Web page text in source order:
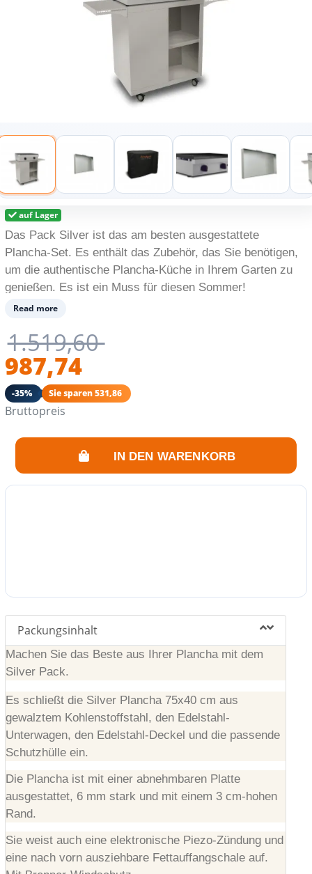
auf Lager
Das Pack Silver ist das am besten ausgestattete
Plancha-Set. Es enthält das Zubehör, das Sie benötigen,
um die authentische Plancha-Küche in Ihrem Garten zu
genießen. Es ist ein Muss für diesen Sommer!
Read more
1.519,60
987,74
-35% Sie sparen 531,86
Bruttopreis
IN DEN WARENKORB
Packungsinhalt
Machen Sie das Beste aus Ihrer Plancha mit dem
Silver Pack.
Es schließt die Silver Plancha 75x40 cm aus
gewalztem Kohlenstoffstahl, den Edelstahl-
Unterwagen, den Edelstahl-Deckel und die passende
Schutzhülle ein.
Die Plancha ist mit einer abnehmbaren Platte
ausgestattet, 6 mm stark und mit einem 3 cm-hohen
Rand.
Sie weist auch eine elektronische Piezo-Zündung und
eine nach vorn ausziehbare Fettauffangschale auf.